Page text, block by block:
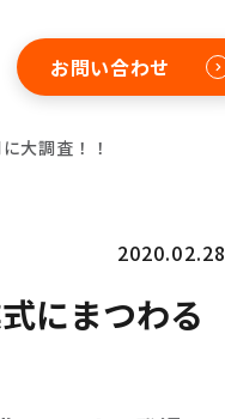
お問い合わせ
大調査！！
2020.02.28
にまつわる